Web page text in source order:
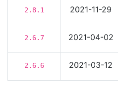
2.8.1 2021-11-29
2.6.7 2021-04-02
2.6.6 2021-03-12